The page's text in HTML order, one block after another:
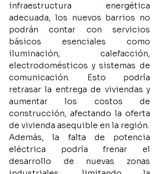
infraestructura energética
adecuada, los nuevos barrios no
podrán contar con servicios
básicos esenciales como
iluminación, calefacción,
electrodomésticos y sistemas de
comunicación. Esto podría
retrasar la entrega de viviendas y
aumentar los costos de
construcción, afectando la oferta
de vivienda asequible en la región.
Además, la falta de potencia
eléctrica podría frenar el
desarrollo de nuevas zonas